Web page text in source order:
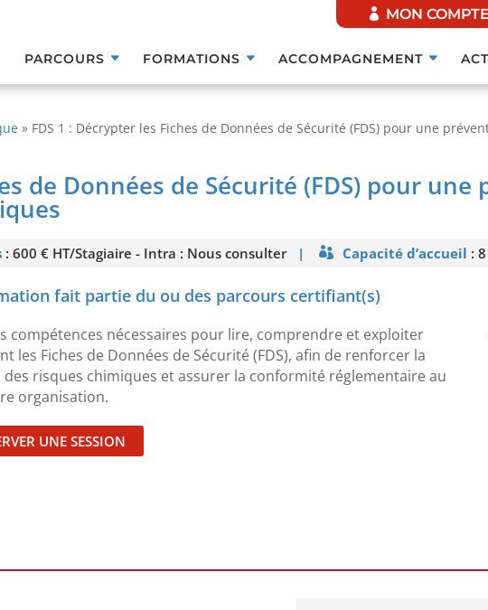
MON COMPTE
PARCOURS FORMATIONS ACCOMPAGNEMENT
» FDS 1 : Décrypter les Fiches de Données de Sécurité (FDS) pour une
de Données de Sécurité (FDS) pour une
: 600 € HT/Stagiaire - Intra : Nous consulter | Capacité d’accueil : 8
fait partie du ou des parcours certifiant(s)
compétences nécessaires pour lire, comprendre et exploiter
les Fiches de Données de Sécurité (FDS), afin de renforcer la
risques chimiques et assurer la conformité réglementaire au
organisation.
UNE SESSION